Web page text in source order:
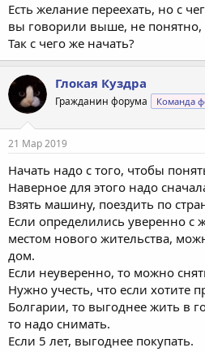
Есть желание переехать, но с
вы говорили выше, не понятно,
Так с чего же начать?
Глокая Куздра
Гражданин форума Команда
21 Мар 2019
Начать надо с того, чтобы
Наверное для этого надо
Взять машину, поездить по
Если определились уверенно с
местом нового жительства,
дом.
Если неуверенно, то можно
Нужно учесть, что если хотите
Болгарии, то выгоднее жить в
то надо снимать.
Если 5 лет, выгоднее покупать.